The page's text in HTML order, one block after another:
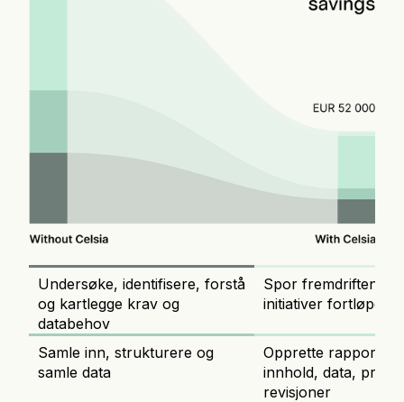
Undersøke, identifisere, forstå
og kartlegge krav og
databehov
Samle inn, strukturere og
samle data
Spor fremdriften
initiativer
Opprette rapport,
innhold, data,
revisjoner